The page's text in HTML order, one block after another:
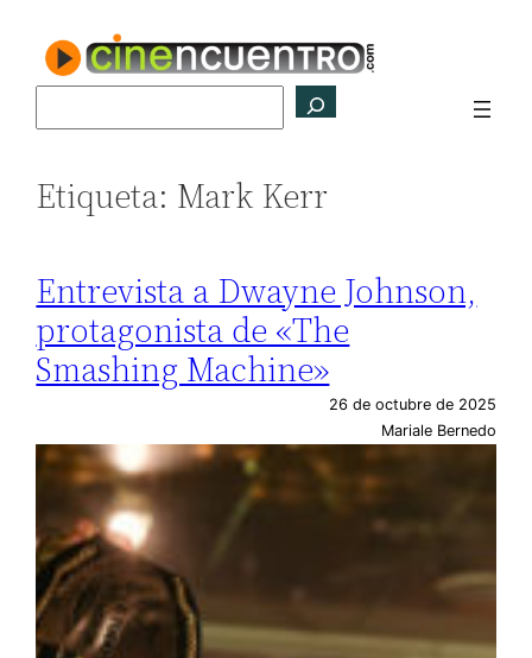
contenido
Etiqueta: Mark Kerr
Entrevista a Dwayne Johnson,
protagonista de «The
Smashing Machine»
26 de octubre de 2025
Mariale Bernedo